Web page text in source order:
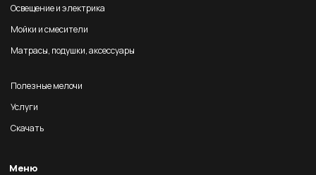
Освещение и электрика
Мойки и смесители
Матрасы, подушки, аксессуары
Полезные мелочи
Услуги
Скачать
Меню